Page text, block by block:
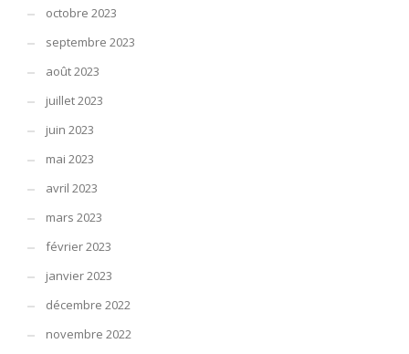
octobre 2023
septembre 2023
août 2023
juillet 2023
juin 2023
mai 2023
avril 2023
mars 2023
février 2023
janvier 2023
décembre 2022
novembre 2022